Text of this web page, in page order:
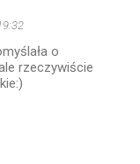
o
rzeczywiście